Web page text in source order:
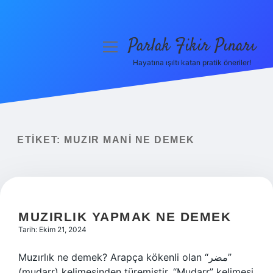
Yasal Uyarı
menüyüParlak Fikir Pınarı
Hayatına ışıltı katan pratik öneriler!
ETIKET: MUZIR MANI NE DEMEK
MUZIRLIK YAPMAK NE DEMEK
Tarih: Ekim 21, 2024
Muzırlık ne demek? Arapça kökenli olan “مضر”